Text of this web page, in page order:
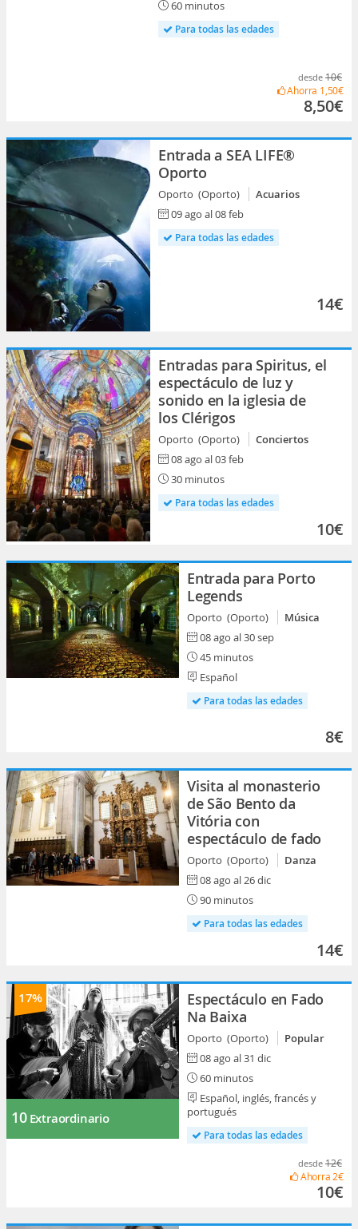
60 minutos
Para todas las edades
desde 10€
Ahorra 1,50€
8,50€
Entrada a SEA LIFE®
Oporto
Oporto (Oporto)
Acuarios
09 ago al 08 feb
Para todas las edades
14€
Entradas para Spiritus, el
espectáculo de luz y
sonido en la iglesia de
los Clérigos
Oporto (Oporto)
Conciertos
08 ago al 03 feb
30 minutos
Para todas las edades
10€
Entrada para Porto
Legends
Oporto (Oporto)
Música
08 ago al 30 sep
45 minutos
Español
Para todas las edades
8€
Visita al monasterio
de São Bento da
Vitória con
espectáculo de fado
Oporto (Oporto)
Danza
08 ago al 26 dic
90 minutos
Para todas las edades
14€
17%
10 Extraordinario
Espectáculo en Fado
Na Baixa
Oporto (Oporto)
Popular
08 ago al 31 dic
60 minutos
Español, inglés, francés y
portugués
Para todas las edades
desde 12€
Ahorra 2€
10€